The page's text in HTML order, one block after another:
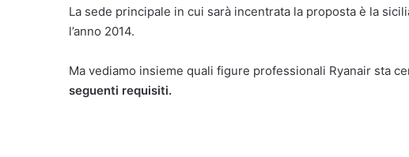
La sede principale in cui sarà incentrata la proposta è la
l’anno 2014.
Ma vediamo insieme quali figure professionali Ryanair sta
seguenti requisiti.